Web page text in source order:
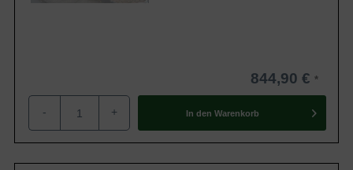
844,90 €
- + In den Warenkorb